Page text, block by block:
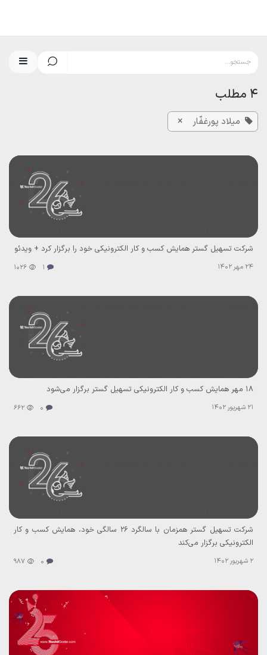
4 مطلب
میلاد پورغفّار ×
شرکت تسهیل گستر همایش کسب و کار الکترونیکی خود را برگزار کرد + ویدئو
24 مهر 1402 1
1026
۱۸ مهر همایش کسب و کار الکترونیکی تسهیل گستر برگزار می‌شود
21 شهریور 1402 0
662
شرکت تسهیل گستر همزمان با سالگرد ۲۶ سالگی خود، همایش کسب و کار
الکترونیکی برگزار می‌کند
2 شهریور 1402 0
987